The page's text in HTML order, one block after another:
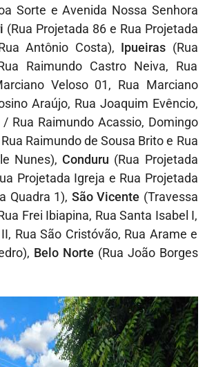
Sorte e Avenida Nossa Senhora
(Rua Projetada 86 e Rua Projetada
Antônio Costa), Ipueiras (Rua
Raimundo Castro Neiva, Rua
Veloso 01, Rua Marciano
Araújo, Rua Joaquim Evêncio,
Rua Raimundo Acassio, Domingo
Raimundo de Sousa Brito e Rua
Nunes),Conduru (Rua Projetada
Projetada Igreja e Rua Projetada
Quadra 1), São Vicente (Travessa
Frei Ibiapina, Rua Santa Isabel I,
Rua São Cristóvão, Rua Arame e
Belo Norte (Rua João Borges